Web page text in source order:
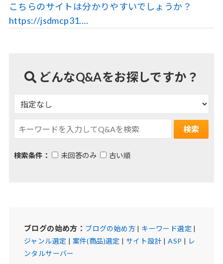
こちらのサイトは分かりやすいでしょうか？
https://jsdmcp31.…
どんなQ&Aをお探しですか？
検索条件： 未回答のみ 古い順
ブログの始め方： ブログの始め方| キーワード選定 |
ジャンル選定 | 案件(商品)選定 | サイト設計|ASP | レ
ンタルサーバー